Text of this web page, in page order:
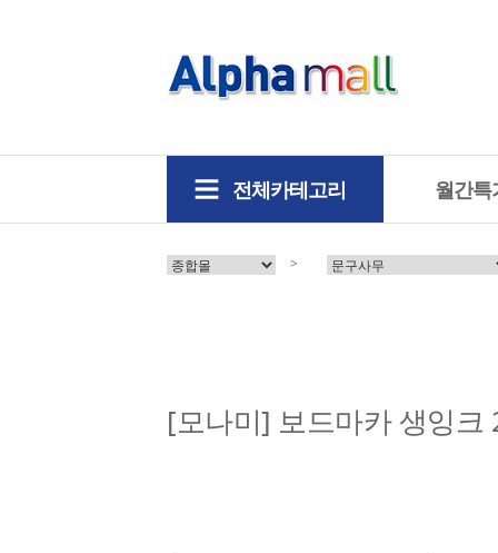
전체카테고리 월간특
>
[모나미] 보드마카 생잉